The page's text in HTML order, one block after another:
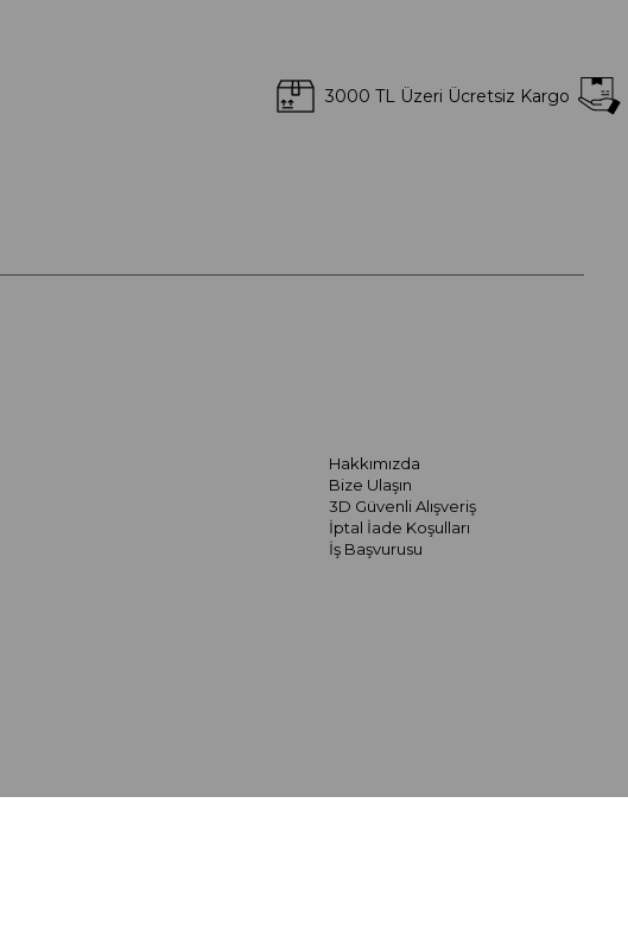
3000 TL Üzeri Ücretsiz Kargo
Hakkımızda
Bize Ulaşın
3D Güvenli Alışveriş
İptal İade Koşulları
İş Başvurusu